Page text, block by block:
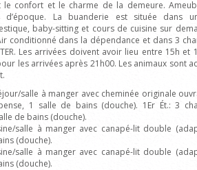
confort et le charme de la demeure.
d’époque. La buanderie est située dans
baby-sitting et cours de cuisine sur
conditionné dans la dépendance et dans 3
Les arrivées doivent avoir lieu entre 15h et
les arrivées après 21h00. Les animaux sont
salle à manger avec cheminée originale
1 salle de bains (douche). 1Er Ét.: 3
de bains (douche).
salle à manger avec canapé-lit double
(douche).
salle à manger avec canapé-lit double
(douche).